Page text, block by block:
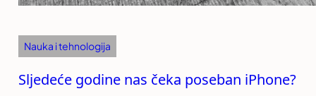
Nauka i tehnologija
Sljedeće godine nas čeka poseban iPhone?